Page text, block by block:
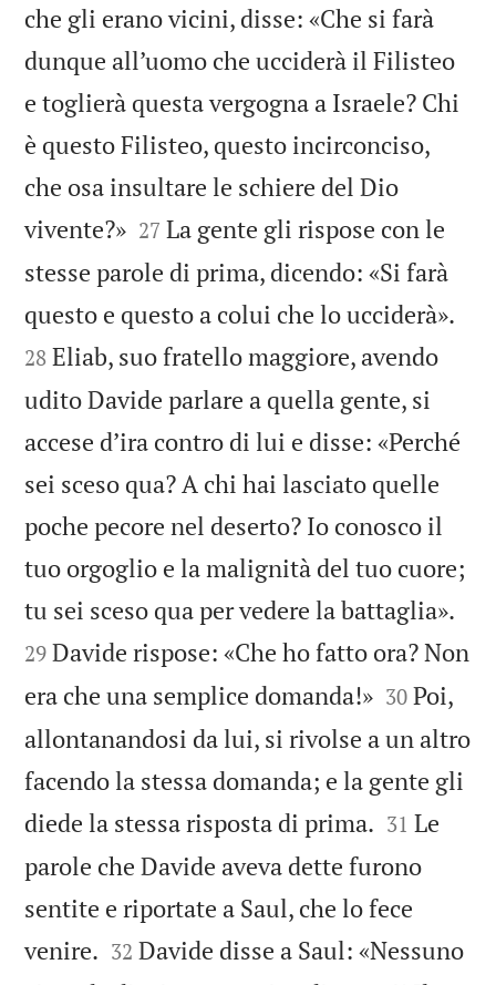
che gli erano vicini, disse: «Che si farà
dunque all’uomo che ucciderà il Filisteo
e toglierà questa vergogna a Israele? Chi
è questo Filisteo, questo incirconciso,
che osa insultare le schiere del Dio
vivente?»
27 La gente gli rispose con le
stesse parole di prima, dicendo: «Si farà
questo e questo a colui che lo ucciderà».
28 Eliab, suo fratello maggiore, avendo
udito Davide parlare a quella gente, si
accese d’ira contro di lui e disse: «Perché
sei sceso qua? A chi hai lasciato quelle
poche pecore nel deserto? Io conosco il
tuo orgoglio e la malignità del tuo cuore;
tu sei sceso qua per vedere la battaglia».
29 Davide rispose: «Che ho fatto ora? Non
era che una semplice domanda!»
30 Poi,
allontanandosi da lui, si rivolse a un altro
facendo la stessa domanda; e la gente gli
diede la stessa risposta di prima. 

31 Le
parole che Davide aveva dette furono
sentite e riportate a Saul, che lo fece
venire. 

32 Davide disse a Saul: «Nessuno